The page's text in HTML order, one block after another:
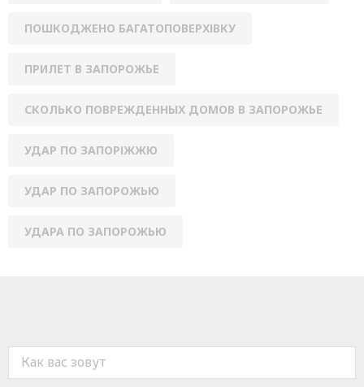
ПОШКОДЖЕНО БАГАТОПОВЕРХІВКУ
ПРИЛЕТ В ЗАПОРОЖЬЕ
СКОЛЬКО ПОВРЕЖДЕННЫХ ДОМОВ В ЗАПОРОЖЬЕ
УДАР ПО ЗАПОРІЖЖЮ
УДАР ПО ЗАПОРОЖЬЮ
УДАРА ПО ЗАПОРОЖЬЮ